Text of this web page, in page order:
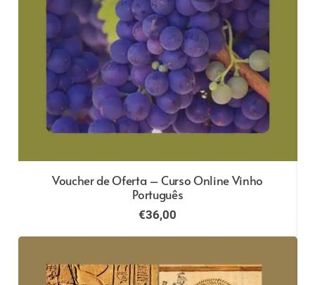
Voucher de Oferta – Curso Online Vinho
Português
€36,00